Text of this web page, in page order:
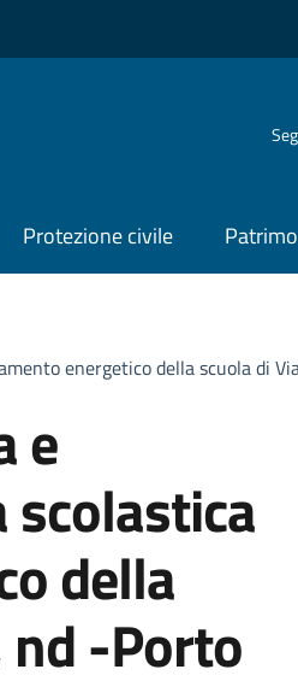
Protezione civile
energetico della scuola di
e
della
nd -Porto